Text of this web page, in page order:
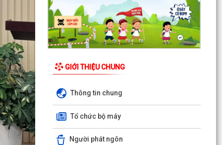
GIỚI THIỆU CHUNG
Thông tin chung
Tổ chức bộ máy
Người phát ngôn
Quyết định Về việc thu hồi đất để GPMB thực
hiện Dự án: Mở rộng đường Lý Thái Tông kéo dài
(đoạn...
hiện Dự án: Mở rộng đường Lý Thái Tông kéo dài
(đoạn...
Quyết định Về việc thu hồi đất để GPMB thực
(đoạn...
Quyết định Về việc thu hồi đất để GPMB thực